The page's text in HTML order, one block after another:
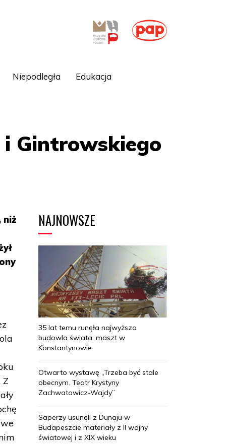
Niepodległa Edukacja
Gintrowskiego
niż
Z
NAJNOWSZE
35 lat temu runęła najwyższa
budowla świata: maszt w
Konstantynowie
Otwarto wystawę „Trzeba być stale
obecnym. Teatr Krystyny
Zachwatowicz-Wajdy”
Saperzy usunęli z Dunaju w
Budapeszcie materiały z II wojny
światowej i z XIX wieku